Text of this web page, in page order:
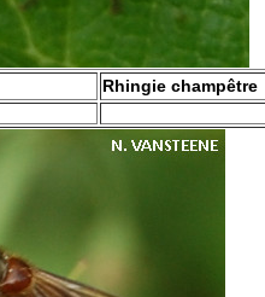
Rhingie champêtre